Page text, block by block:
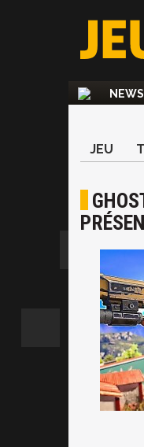
NEWS
JEU